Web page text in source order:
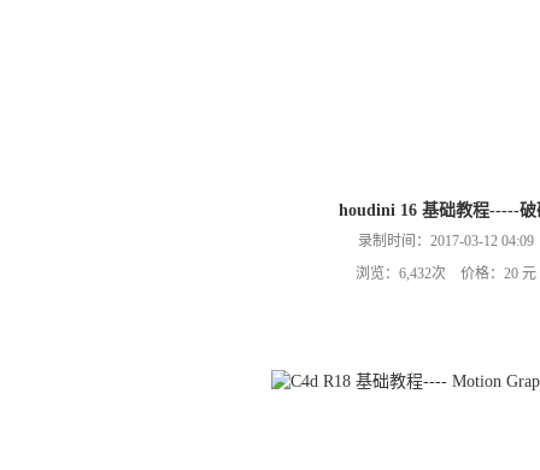
houdini 16 基础教程-----破
录制时间：2017-03-12 04:09
浏览：6,432次 价格：20 元